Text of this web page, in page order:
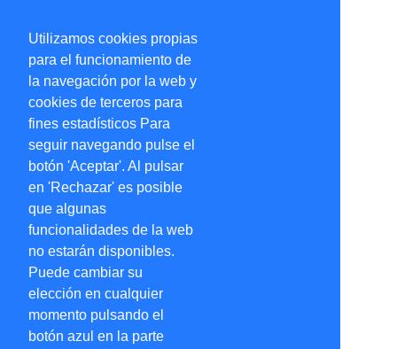
Utilizamos cookies propias
para el funcionamiento de
la navegación por la web y
cookies de terceros para
fines estadísticos Para
seguir navegando pulse el
botón 'Aceptar'. Al pulsar
en 'Rechazar' es posible
que algunas
funcionalidades de la web
no estarán disponibles.
Puede cambiar su
elección en cualquier
momento pulsando el
botón azul en la parte